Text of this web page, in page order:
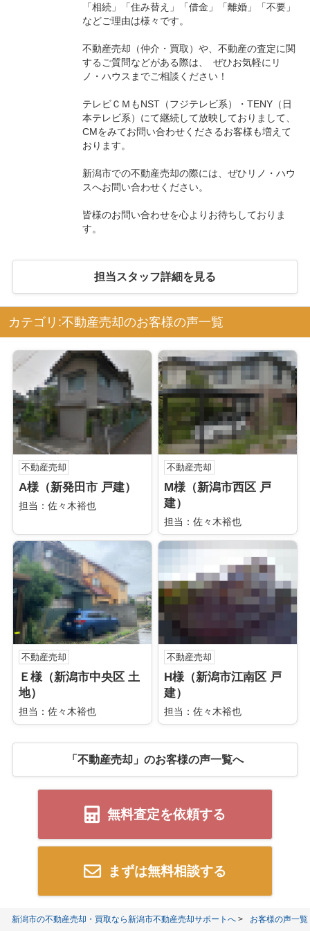
「相続」「住み替え」「借金」「離婚」「不要」
などご理由は様々です。
不動産売却（仲介・買取）や、不動産の査定に関
するご質問などがある際は、 ぜひお気軽にリ
ノ・ハウスまでご相談ください！
テレビＣＭもNST（フジテレビ系）・TENY（日
本テレビ系）にて継続して放映しておりまして、
CMをみてお問い合わせくださるお客様も増えて
おります。
新潟市での不動産売却の際には、ぜひリノ・ハウ
スへお問い合わせください。
皆様のお問い合わせを心よりお待ちしておりま
す。
担当スタッフ詳細を見る
カテゴリ:不動産売却のお客様の声一覧
不動産売却
A様（新発田市 戸建）
担当：佐々木裕也
不動産売却
M様（新潟市西区 戸
建）
担当：佐々木裕也
不動産売却
Ｅ様（新潟市中央区 土
地）
担当：佐々木裕也
不動産売却
H様（新潟市江南区 戸
建）
担当：佐々木裕也
「不動産売却」のお客様の声一覧へ
無料査定を依頼する
まずは無料相談する
新潟市の不動産売却・買取なら新潟市不動産売却サポートへ お客様の声一覧